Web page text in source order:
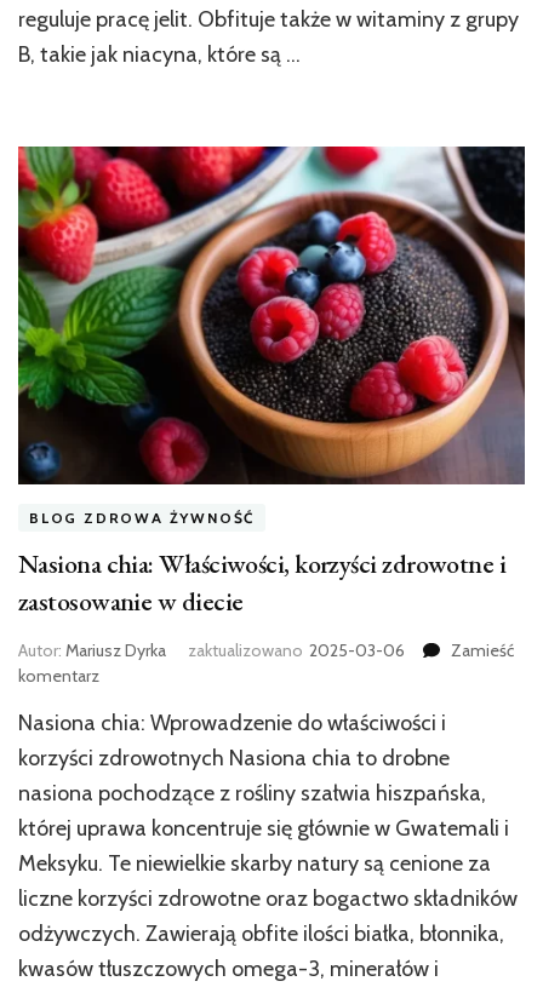
reguluje pracę jelit. Obfituje także w witaminy z grupy
B, takie jak niacyna, które są …
BLOG ZDROWA ŻYWNOŚĆ
Nasiona chia: Właściwości, korzyści zdrowotne i
zastosowanie w diecie
Autor: Mariusz Dyrka zaktualizowano 2025-03-06
Zamieść
komentarzwe
Nasiona
chia:
korzyści
zdrowotne
zastosowanie
w
diecie
Nasiona chia: Wprowadzenie do właściwości i
korzyści zdrowotnych Nasiona chia to drobne
nasiona pochodzące z rośliny szałwia hiszpańska,
której uprawa koncentruje się głównie w Gwatemali i
Meksyku. Te niewielkie skarby natury są cenione za
liczne korzyści zdrowotne oraz bogactwo składników
odżywczych. Zawierają obfite ilości białka, błonnika,
kwasów tłuszczowych omega-3, minerałów i